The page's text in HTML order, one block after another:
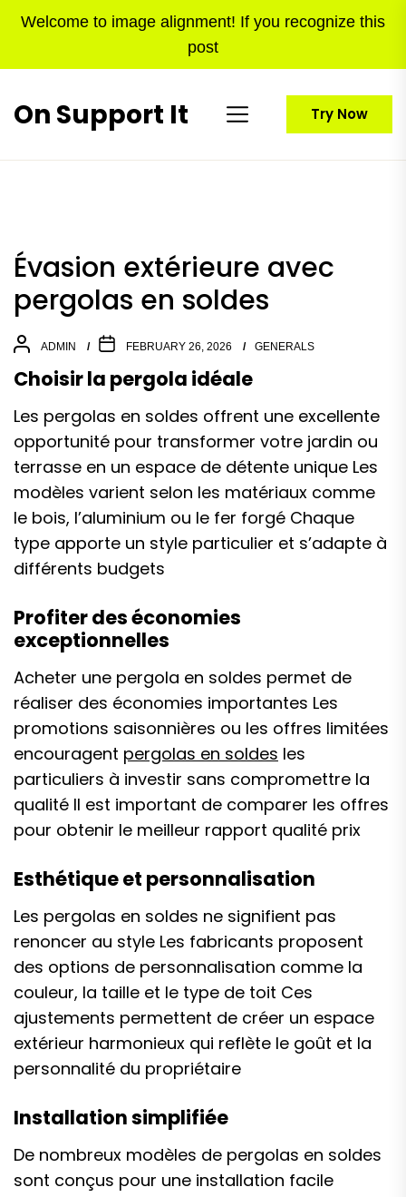
Welcome to image alignment! If you recognize this
post
On Support It Try Now
Évasion extérieure avec
pergolas en soldes
ADMIN FEBRUARY 26, 2026 GENERALS
Choisir la pergola idéale
Les pergolas en soldes offrent une excellente
opportunité pour transformer votre jardin ou
terrasse en un espace de détente unique Les
modèles varient selon les matériaux comme
le bois, l’aluminium ou le fer forgé Chaque
type apporte un style particulier et s’adapte à
différents budgets
Profiter des économies
exceptionnelles
Acheter une pergola en soldes permet de
réaliser des économies importantes Les
promotions saisonnières ou les offres limitées
encouragent pergolas en soldes les
particuliers à investir sans compromettre la
qualité Il est important de comparer les offres
pour obtenir le meilleur rapport qualité prix
Esthétique et personnalisation
Les pergolas en soldes ne signifient pas
renoncer au style Les fabricants proposent
des options de personnalisation comme la
couleur, la taille et le type de toit Ces
ajustements permettent de créer un espace
extérieur harmonieux qui reflète le goût et la
personnalité du propriétaire
Installation simplifiée
De nombreux modèles de pergolas en soldes
sont conçus pour une installation facile